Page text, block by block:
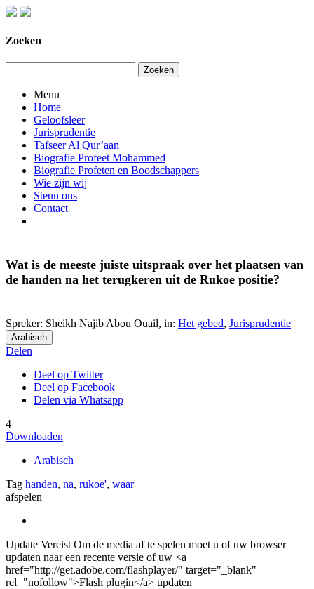
Zoeken
Zoeken
Menu
Home
Geloofsleer
Jurisprudentie
Tafseer Al Qur’aan
Biografie Profeet Mohammed
Biografie Profeten en Boodschappers
Wie zijn wij
Steun ons
Contact
Wat is de meeste juiste uitspraak over het plaatsen van
de handen na het terugkeren uit de Rukoe positie?
Spreker: Sheikh Najib Abou Ouail, in: Het gebed, Jurisprudentie
Arabisch
Delen
Deel op Twitter
Deel op Facebook
Delen via Whatsapp
4
Downloaden
Arabisch
Tag handen, na, rukoe', waar
afspelen
Update Vereist Om de media af te spelen moet u of uw browser
updaten naar een recente versie of uw <a
href="http://get.adobe.com/flashplayer/" target="_blank"
rel="nofollow">Flash plugin</a> updaten